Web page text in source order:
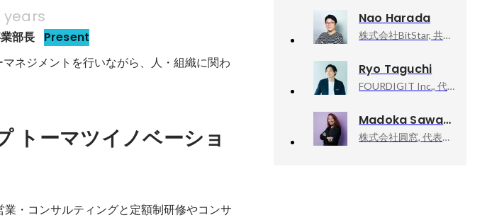
years
部長 Present
ネジメントを行いながら、人・組織に関わ
トーマツイノベーショ
・コンサルティングと定額制研修やコンサ
Nao Harada
株式会社BitStar, 共同創業者 事業開発責任者
Ryo Taguchi
FOURDIGIT Inc., 代表取締役
Madoka Sawa
株式会社圓窓, 代表取締役